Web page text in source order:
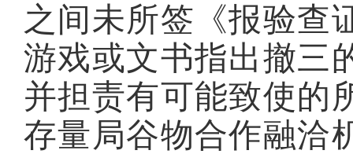
之间未所签《报验查
游戏或文书指出撤三
并担责有可能致使的
存量局谷物合作融洽